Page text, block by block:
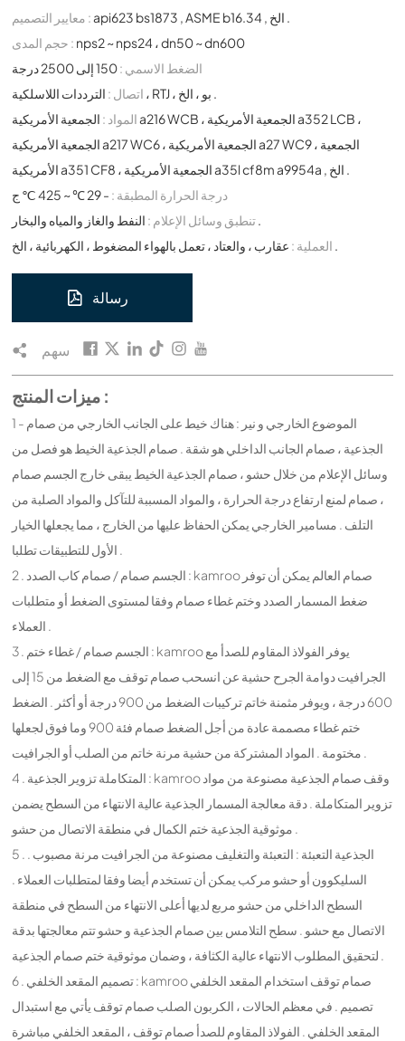
معايير التصميم :
api623 bs1873 , ASME b16.34 , الخ .
حجم المدى : nps2 ~ nps24 ، dn50 ~ dn600
الضغط الاسمي :150 إلى 2500 درجة
اتصال :
الترددات اللاسلكية ، RTJ ، بو ، الخ .
المواد : الجمعية الأمريكية a216 WCB ، الجمعية الأمريكية a352 LCB ،
الجمعية الأمريكية a217 WC6 ، الجمعية الأمريكية a27 WC9 ، الجمعية
الأمريكية a351 CF8 ، الجمعية الأمريكية a35l cf8m a9954a , الخ .
درجة الحرارة المطبقة : - 29 ℃ ~ 425 ℃ ج
تنطبق وسائل الإعلام :النفط والغاز والمياه والبخار .
العملية : عقارب ، والعتاد ، تعمل بالهواء المضغوط ، الكهربائية ، الخ .
رسالة
سهم
ميزات المنتج :
1 - الموضوع الخارجي و نير : هناك خيط على الجانب الخارجي من صمام
الجذعية ، صمام الجانب الداخلي هو شقة . صمام الجذعية الخيط هو فصل من
وسائل الإعلام من خلال حشو ، صمام الجذعية الخيط يبقى خارج الجسم صمام
، صمام لمنع ارتفاع درجة الحرارة ، والمواد المسببة للتآكل والمواد الصلبة من
التلف . مسامير الخارجي يمكن الحفاظ عليها من الخارج ، مما يجعلها الخيار
الأول للتطبيقات تطلبا .
2 . الجسم صمام / صمام كاب الصدد : kamroo صمام العالم يمكن أن توفر
ضغط المسمار الصدد وختم غطاء صمام وفقا لمستوى الضغط أو متطلبات
العملاء .
3 . الجسم صمام / غطاء ختم : kamroo يوفر الفولاذ المقاوم للصدأ مع
الجرافيت دوامة الجرح حشية عن انسحب صمام توقف مع الضغط من 15 إلى
600 درجة ، ويوفر مثمنة خاتم تركيبات الضغط من 900 درجة أو أكثر . الضغط
ختم غطاء مصممة عادة من أجل الضغط صمام فئة 900 وما فوق لجعلها
مختومة . المواد المشتركة من حشية مرنة خاتم من الصلب أو الجرافيت .
4 . المتكاملة تزوير الجذعية : kamroo وقف صمام الجذعية مصنوعة من مواد
تزوير المتكاملة . دقة معالجة المسمار الجذعية عالية الانتهاء من السطح يضمن
موثوقية الجذعية ختم الكمال في منطقة الاتصال من حشو .
5 . الجذعية التعبئة : التعبئة والتغليف مصنوعة من الجرافيت مرنة مصبوب .
السليكوون أو حشو مركب يمكن أن تستخدم أيضا وفقا لمتطلبات العملاء .
السطح الداخلي من حشو مربع لديها أعلى الانتهاء من السطح في منطقة
الاتصال مع حشو . سطح التلامس بين صمام الجذعية و حشو تتم معالجتها بدقة
لتحقيق المطلوب الانتهاء عالية الكثافة ، وضمان موثوقية ختم صمام الجذعية .
6 . تصميم المقعد الخلفي : kamroo صمام توقف استخدام المقعد الخلفي
تصميم . في معظم الحالات ، الكربون الصلب صمام توقف يأتي مع استبدال
المقعد الخلفي . الفولاذ المقاوم للصدأ صمام توقف ، المقعد الخلفي مباشرة